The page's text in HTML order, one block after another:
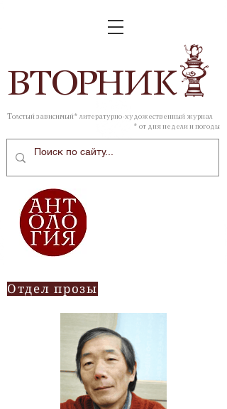
ВТОРНИК
Толстый зависимый* литературно-художественный журнал
* от дня недели и погоды
Отдел прозы